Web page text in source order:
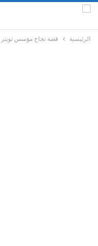
الرئيسية قصة نجاح مؤسس تويتر